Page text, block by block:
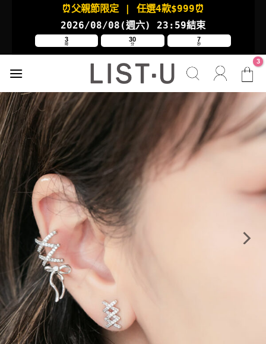
⏰父親節限定 | 任選4款$999⏰
2026/08/08(週六) 23:59結束
3
時
30
分
7
秒